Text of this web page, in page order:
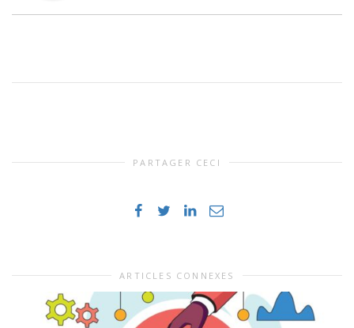
PARTAGER CECI
ARTICLES CONNEXES